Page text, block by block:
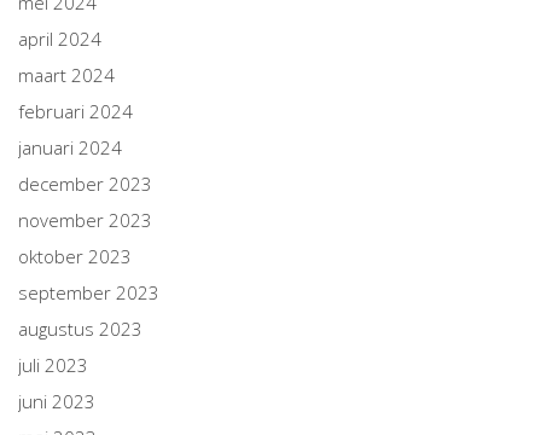
april 2024
maart 2024
februari 2024
januari 2024
december 2023
november 2023
oktober 2023
september 2023
augustus 2023
juli 2023
juni 2023